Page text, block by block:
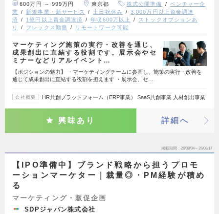
600万円 ～ 999万円 東京都 株式公開準備
ベンチャー企
業
新規事業・新サービス 土日祝休み
3,000万円以上資金調達
済
1億円以上資金調達済 年収600万以上
ストックオプションあ
り
フレックス勤務 リモートワーク可能
マーケティング施策の実行・改善を通じ、
成果創出に直結する役割です。展示会やセ
ミナーなどリアルイベント…
【ポジションの魅力】 ・マーケティングチームに参画し、施策の実行・改善を
通じて成果創出に直結する役割を担えます ・展示会、セ…
会社概要 HR共創プラットフォーム（ERP事業） SaaS共創事業 人材創出事業
興味あり 詳細へ
掲載期間 26/08/04～26/08/17
【IPO準備中】ブランド戦略から担うプロモ
ーションマーケター｜裁量◎・PM経験が積め
る
マーケティング・販促企画
SDPジャパン株式会社